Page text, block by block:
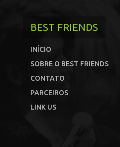
BEST FRIENDS
INÍCIO
SOBRE O BEST FRIENDS
CONTATO
PARCEIROS
LINK US